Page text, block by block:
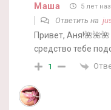
Маша 5 лет
Ответить на
Привет,
средство тебе
1